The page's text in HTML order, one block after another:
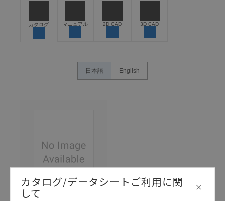
カタログ マニュアル 2D CAD 3D CAD
日本語 English
カタログ/データシートご利用に関
して